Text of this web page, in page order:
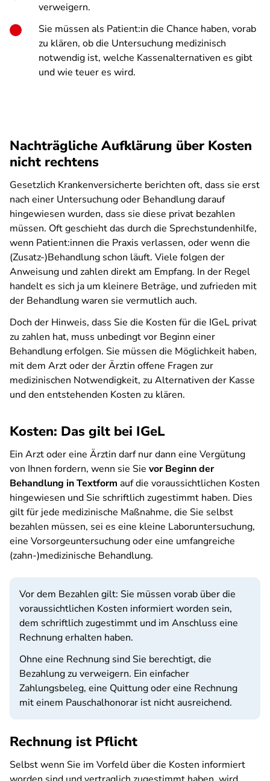
verweigern.
Sie müssen als Patient:in die Chance haben, vorab
zu klären, ob die Untersuchung medizinisch
notwendig ist, welche Kassenalternativen es gibt
und wie teuer es wird.
Nachträgliche Aufklärung über Kosten
nicht rechtens
Gesetzlich Krankenversicherte berichten oft, dass sie erst
nach einer Untersuchung oder Behandlung darauf
hingewiesen wurden, dass sie diese privat bezahlen
müssen. Oft geschieht das durch die Sprechstundenhilfe,
wenn Patient:innen die Praxis verlassen, oder wenn die
(Zusatz-)Behandlung schon läuft. Viele folgen der
Anweisung und zahlen direkt am Empfang. In der Regel
handelt es sich ja um kleinere Beträge, und zufrieden mit
der Behandlung waren sie vermutlich auch.
Doch der Hinweis, dass Sie die Kosten für die IGeL privat
zu zahlen hat, muss unbedingt vor Beginn einer
Behandlung erfolgen. Sie müssen die Möglichkeit haben,
mit dem Arzt oder der Ärztin offene Fragen zur
medizinischen Notwendigkeit, zu Alternativen der Kasse
und den entstehenden Kosten zu klären.
Kosten: Das gilt bei IGeL
Ein Arzt oder eine Ärztin darf nur dann eine Vergütung
von Ihnen fordern, wenn sie Sie vor Beginn der
Behandlung in Textform auf die voraussichtlichen Kosten
hingewiesen und Sie schriftlich zugestimmt haben. Dies
gilt für jede medizinische Maßnahme, die Sie selbst
bezahlen müssen, sei es eine kleine Laboruntersuchung,
eine Vorsorgeuntersuchung oder eine umfangreiche
(zahn-)medizinische Behandlung.
Vor dem Bezahlen gilt: Sie müssen vorab über die
voraussichtlichen Kosten informiert worden sein,
dem schriftlich zugestimmt und im Anschluss eine
Rechnung erhalten haben.
Ohne eine Rechnung sind Sie berechtigt, die
Bezahlung zu verweigern. Ein einfacher
Zahlungsbeleg, eine Quittung oder eine Rechnung
mit einem Pauschalhonorar ist nicht ausreichend.
Rechnung ist Pflicht
Selbst wenn Sie im Vorfeld über die Kosten informiert